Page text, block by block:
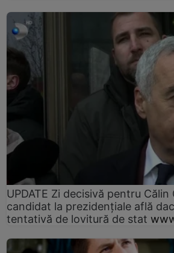
UPDATE Zi decisivă pentru
candidat la prezidențiale află
tentativă de lovitură de stat